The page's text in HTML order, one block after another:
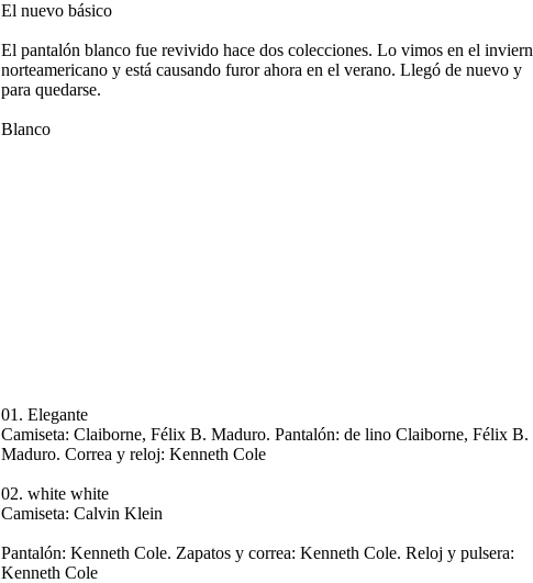
El nuevo básico
El pantalón blanco fue revivido hace dos colecciones. Lo vimos en el
norteamericano y está causando furor ahora en el verano. Llegó de nuevo y
para quedarse.
Blanco
01. Elegante
Camiseta: Claiborne, Félix B. Maduro. Pantalón: de lino Claiborne, Félix B.
Maduro. Correa y reloj: Kenneth Cole
02. white white
Camiseta: Calvin Klein
Pantalón: Kenneth Cole. Zapatos y correa: Kenneth Cole. Reloj y pulsera:
Kenneth Cole